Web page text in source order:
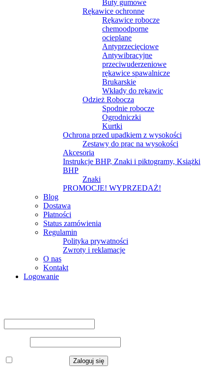
Buty gumowe
Rękawice ochronne
Rękawice robocze
chemoodporne
ocieplane
Antyprzecięciowe
Antywibracyjne
przeciwuderzeniowe
rękawice spawalnicze
Brukarskie
Wkłady do rękawic
Odzież Robocza
Spodnie robocze
Ogrodniczki
Kurtki
Ochrona przed upadkiem z wysokości
Zestawy do prac na wysokości
Akcesoria
Instrukcje BHP, Znaki i piktogramy, Książki
BHP
Znaki
PROMOCJE! WYPRZEDAŻ!
Blog
Dostawa
Płatności
Status zamówienia
Regulamin
Polityka prywatności
Zwroty i reklamacje
O nas
Kontakt
Logowanie
Zaloguj się